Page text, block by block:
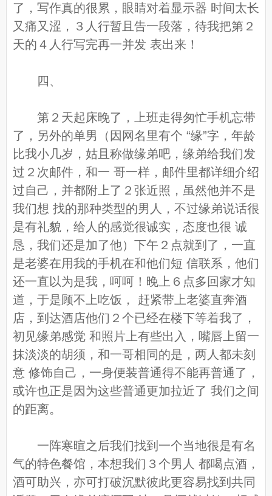
了，写作真的很累，眼睛对着显示器 时间太长
又痛又涩，３人行暂且告一段落，待我把第２
天的４人行写完再一并发 表出来！
四、
第２天起床晚了，上班走得匆忙手机忘带
了，另外的单男（因网名里有个 “缘”字，年龄
比我小几岁，姑且称做缘弟吧，缘弟给我们发
过２次邮件，和一 哥一样，邮件里都详细介绍
过自己，并都附上了２张近照，虽然他并不是
我们想 找的那种类型的男人，不过缘弟说话很
是有礼貌，给人的感觉很诚实，态度也很 诚
恳，我们还是加了他）下午２点就到了，一直
是老婆在用我的手机在和他们短 信联系，他们
还一直以为是我，呵呵！晚上６点多回家才知
道，于是顾不上吃饭， 赶紧带上老婆直奔酒
店，到达酒店他们２个已经在楼下等着我了，
初见缘弟感觉 和照片上有些出入，嘴唇上留一
抹淡淡的胡须，和一哥相同的是，两人都未刻
意 修饰自己，一身便装普通得不能再普通了，
或许也正是因为这些普通更加拉近了 我们之间
的距离。
一阵寒暄之后我们找到一个当地很是有名
气的特色餐馆，本想我们３个男人 都喝点酒，
酒可助兴，亦可打破沉默彼此更容易找到共同